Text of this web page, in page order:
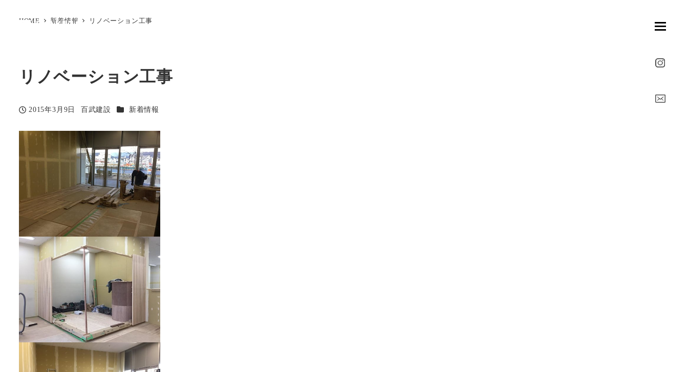
HOME 新着情報 リノベーション工事
リノベーション工事
投稿日
2015年3月9日
著
百武建設 カテゴリー
新着情報